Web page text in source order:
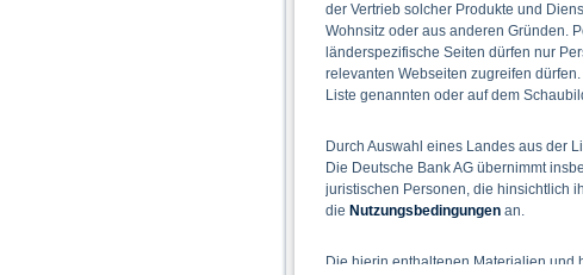
der Vertrieb solcher Produkte und
Wohnsitz oder aus anderen Gründen.
länderspezifische Seiten dürfen nur
relevanten Webseiten zugreifen
Liste genannten oder auf dem
Durch Auswahl eines Landes aus der
Die Deutsche Bank AG übernimmt
juristischen Personen, die hinsichtlich
die Nutzungsbedingungen an.
Die hierin enthaltenen Materialien und